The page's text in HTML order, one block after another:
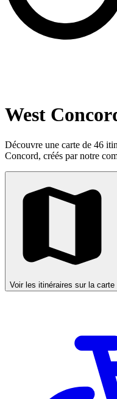
West
Découvre une carte de 46
Concord, créés par notre
Voir les itinéraires sur la carte